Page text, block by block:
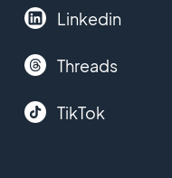
Linkedin
Threads
TikTok